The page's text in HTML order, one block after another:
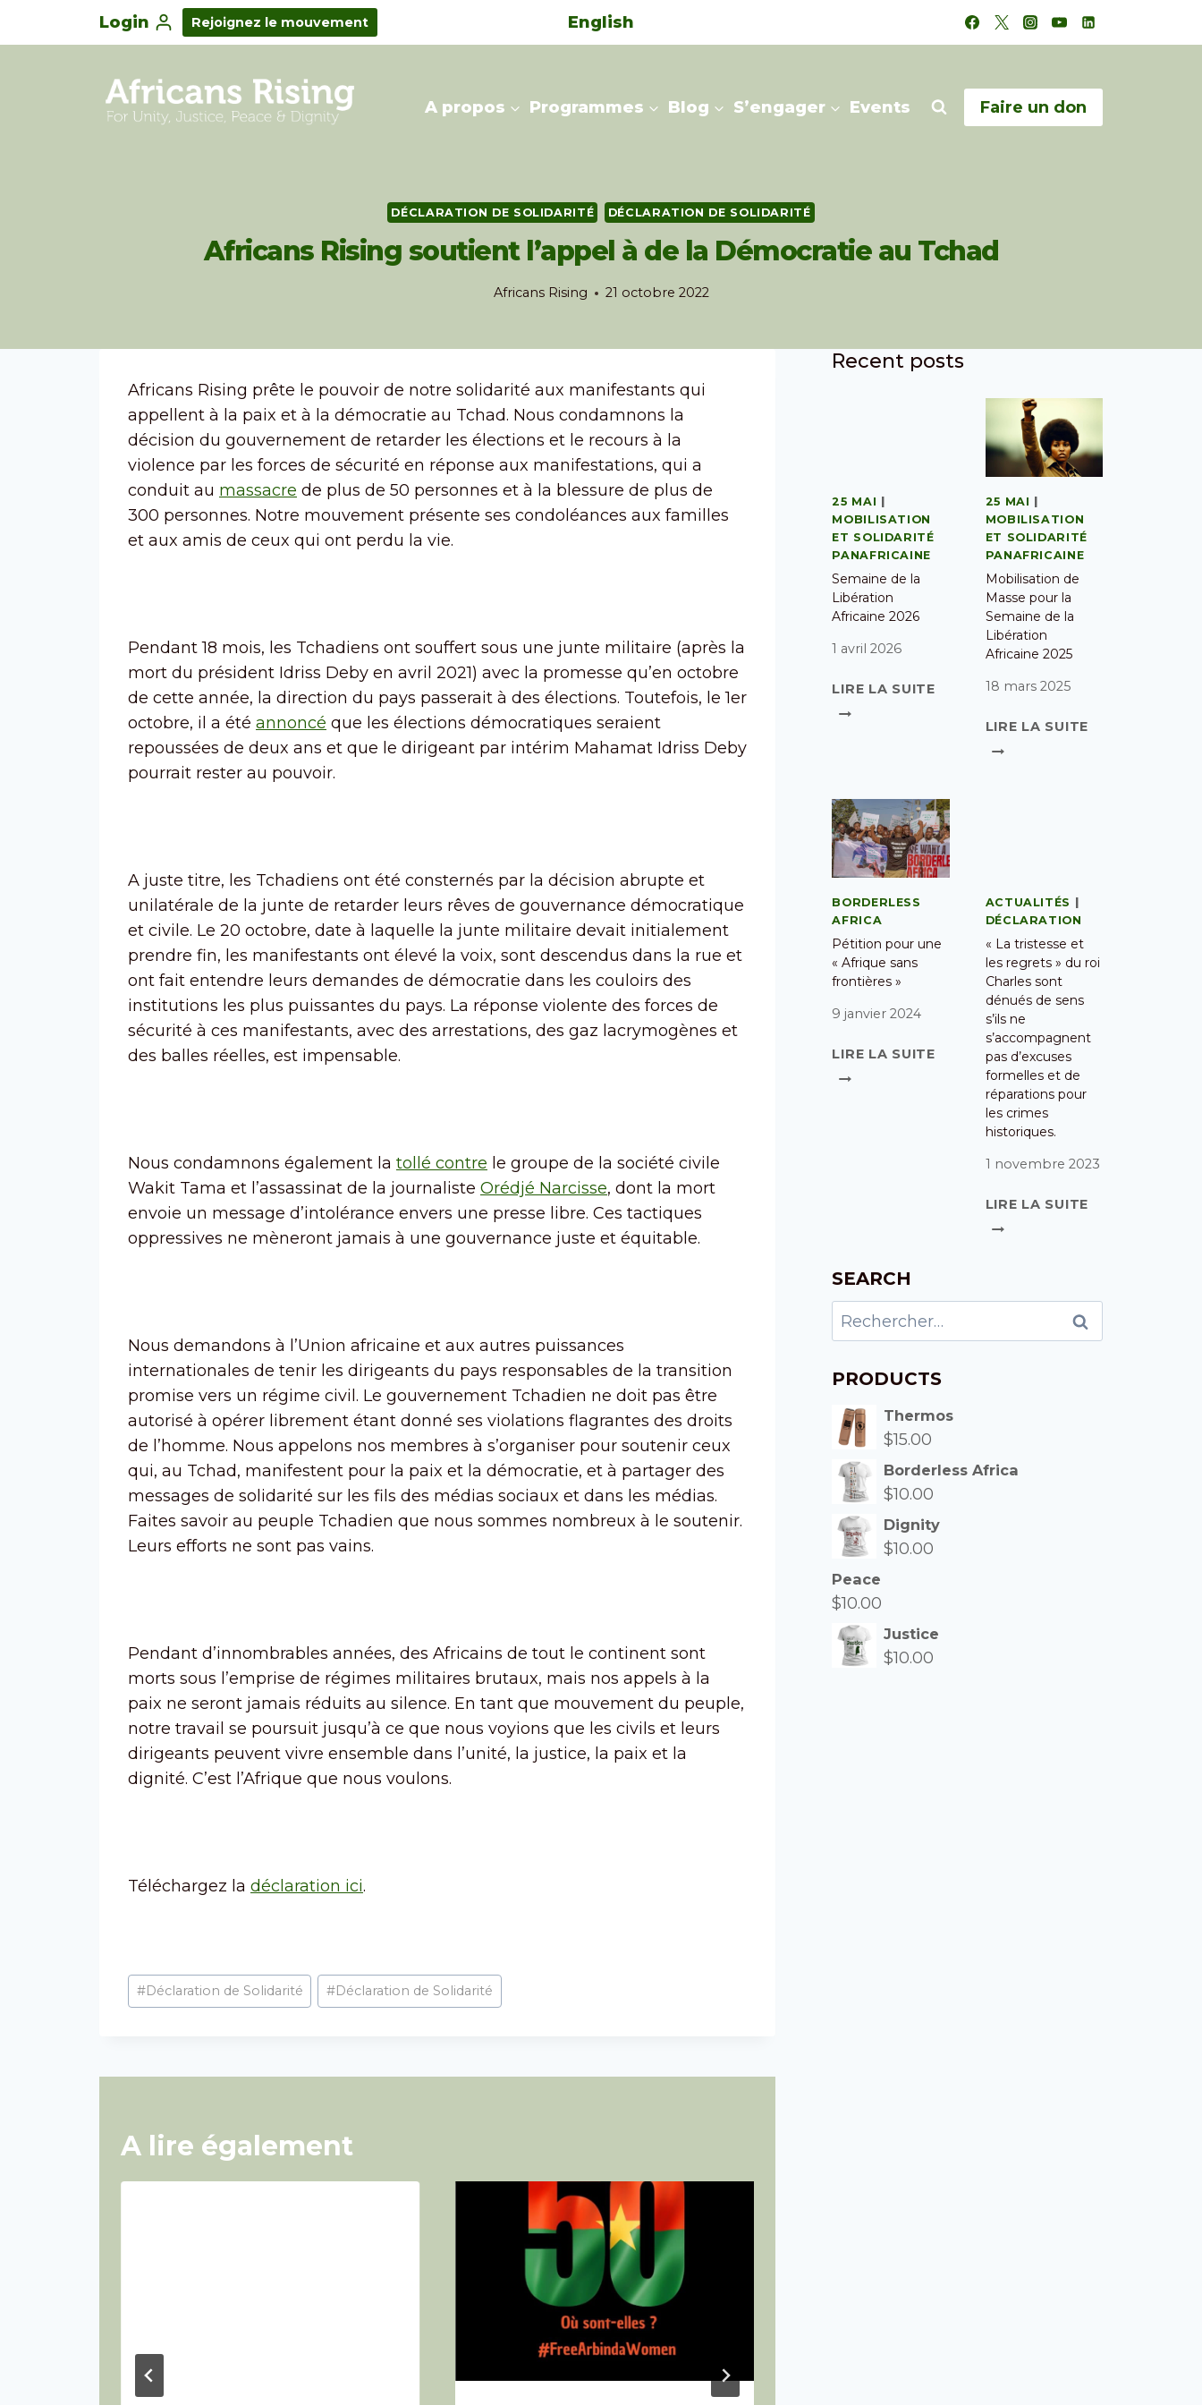
Login Rejoignez le mouvement English
A propos Programmes Blog S’engager Events Faire un don
DÉCLARATION DE SOLIDARITÉ DÉCLARATION DE SOLIDARITÉ
Africans Rising soutient l’appel à de la Démocratie au Tchad
Africans Rising 21 octobre 2022
Africans Rising prête le pouvoir de notre solidarité aux manifestants qui
appellent à la paix et à la démocratie au Tchad. Nous condamnons la
décision du gouvernement de retarder les élections et le recours à la
violence par les forces de sécurité en réponse aux manifestations, qui a
conduit au massacre de plus de 50 personnes et à la blessure de plus de
300 personnes. Notre mouvement présente ses condoléances aux familles
et aux amis de ceux qui ont perdu la vie.
Pendant 18 mois, les Tchadiens ont souffert sous une junte militaire (après la
mort du président Idriss Deby en avril 2021) avec la promesse qu’en octobre
de cette année, la direction du pays passerait à des élections. Toutefois, le 1er
octobre, il a été annoncé que les élections démocratiques seraient
repoussées de deux ans et que le dirigeant par intérim Mahamat Idriss Deby
pourrait rester au pouvoir.
A juste titre, les Tchadiens ont été consternés par la décision abrupte et
unilatérale de la junte de retarder leurs rêves de gouvernance démocratique
et civile. Le 20 octobre, date à laquelle la junte militaire devait initialement
prendre fin, les manifestants ont élevé la voix, sont descendus dans la rue et
ont fait entendre leurs demandes de démocratie dans les couloirs des
institutions les plus puissantes du pays. La réponse violente des forces de
sécurité à ces manifestants, avec des arrestations, des gaz lacrymogènes et
des balles réelles, est impensable.
Nous condamnons également la tollé contre le groupe de la société civile
Wakit Tama et l’assassinat de la journaliste Orédjé Narcisse, dont la mort
envoie un message d’intolérance envers une presse libre. Ces tactiques
oppressives ne mèneront jamais à une gouvernance juste et équitable.
Nous demandons à l’Union africaine et aux autres puissances
internationales de tenir les dirigeants du pays responsables de la transition
promise vers un régime civil. Le gouvernement Tchadien ne doit pas être
autorisé à opérer librement étant donné ses violations flagrantes des droits
de l’homme. Nous appelons nos membres à s’organiser pour soutenir ceux
qui, au Tchad, manifestent pour la paix et la démocratie, et à partager des
messages de solidarité sur les fils des médias sociaux et dans les médias.
Faites savoir au peuple Tchadien que nous sommes nombreux à le soutenir.
Leurs efforts ne sont pas vains.
Pendant d’innombrables années, des Africains de tout le continent sont
morts sous l’emprise de régimes militaires brutaux, mais nos appels à la
paix ne seront jamais réduits au silence. En tant que mouvement du peuple,
notre travail se poursuit jusqu’à ce que nous voyions que les civils et leurs
dirigeants peuvent vivre ensemble dans l’unité, la justice, la paix et la
dignité. C’est l’Afrique que nous voulons.
Téléchargez la déclaration ici.
#Déclaration de Solidarité #Déclaration de Solidarité
A lire également
Recent posts
25 MAI |
MOBILISATION
ET SOLIDARITÉ
PANAFRICAINE
Semaine de la
Libération
Africaine 2026
1 avril 2026
LIRE LA SUITE
25 MAI |
MOBILISATION
ET SOLIDARITÉ
PANAFRICAINE
Mobilisation de
Masse pour la
Semaine de la
Libération
Africaine 2025
18 mars 2025
LIRE LA SUITE
BORDERLESS
AFRICA
Pétition pour une
« Afrique sans
frontières »
9 janvier 2024
LIRE LA SUITE
ACTUALITÉS |
DÉCLARATION
« La tristesse et
les regrets » du roi
Charles sont
dénués de sens
s’ils ne
s’accompagnent
pas d’excuses
formelles et de
réparations pour
les crimes
historiques.
1 novembre 2023
LIRE LA SUITE
SEARCH
PRODUCTS
Thermos
$15.00
Borderless Africa
$10.00
Dignity
$10.00
Peace
$10.00
Justice
$10.00